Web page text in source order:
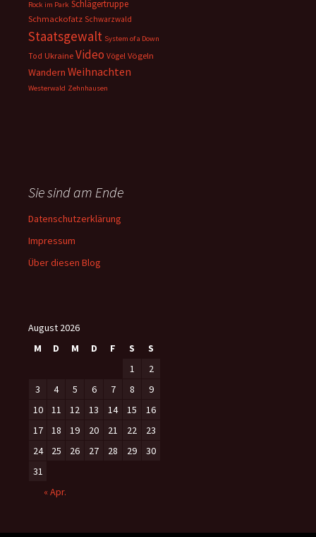
Rock im Park Schlägertruppe
Schmackofatz Schwarzwald
Staatsgewalt System of a Down
Tod Ukraine Video Vögel Vögeln
Wandern Weihnachten
Westerwald Zehnhausen
Sie sind am Ende
Datenschutzerklärung
Impressum
Über diesen Blog
August 2026
M
D M D F S
S
1
2
3
4 5 6 7 8
9
10
11 12 13 14 15
16
17
18 19 20 21 22
23
24
25 26 27 28 29
30
31
« Apr.